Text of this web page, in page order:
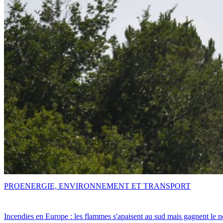
Incendies en Europe : les flammes s'apaisent au sud mais gagnent le
PROENERGIE, ENVIRONNEMENT ET TRANSPORT